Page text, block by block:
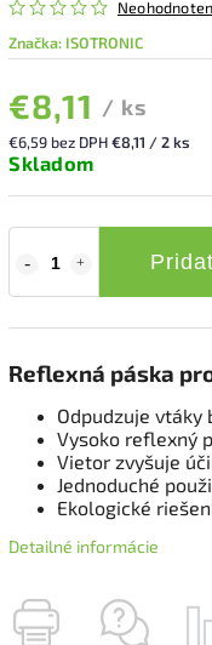
Značka: ISOTRONIC
€8,11 / ks
€6,59 bez DPH€8,11 / 2 ks
Skladom
Reflexná páska
Odpudzuje
Vysoko reflexný
Vietor zvyšuje
Jednoduché
Ekologické
Detailné informácie